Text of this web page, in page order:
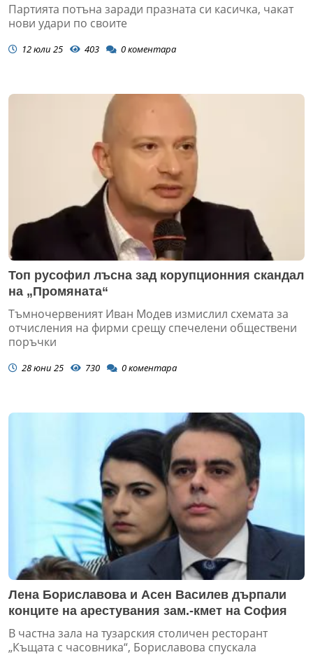
Партията потъна заради празната си касичка, чакат
нови удари по своите
12 юли 25 403 0коментара
Топ русофил лъсна зад корупционния скандал
на „Промяната“
Тъмночервеният Иван Модев измислил схемата за
отчисления на фирми срещу спечелени обществени
поръчки
28 юни 25 730 0коментара
Лена Бориславова и Асен Василев дърпали
конците на арестувания зам.-кмет на София
В частна зала на тузарския столичен ресторант
„Къщата с часовника“, Бориславова спускала